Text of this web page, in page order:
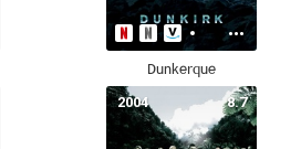
Dunkerque
8.7
2004